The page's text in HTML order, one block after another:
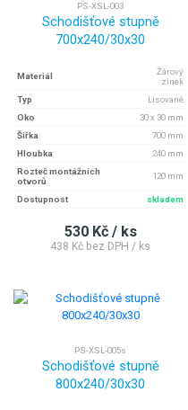
PS-XSL-003
Schodišťové stupně
700x240/30x30
Materiál
Žárový
zinek
Typ
Lisované
Oko
30 x 30 mm
Šířka
700 mm
Hloubka
240 mm
Rozteč montážních
otvorů
120 mm
Dostupnost skladem
530 Kč / ks
438 Kč bez DPH / ks
PS-XSL-005s
Schodišťové stupně
800x240/30x30